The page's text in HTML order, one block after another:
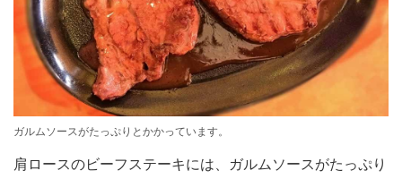
ガルムソースがたっぷりとかかっています。
肩ロースのビーフステーキには、ガルムソースがたっぷり